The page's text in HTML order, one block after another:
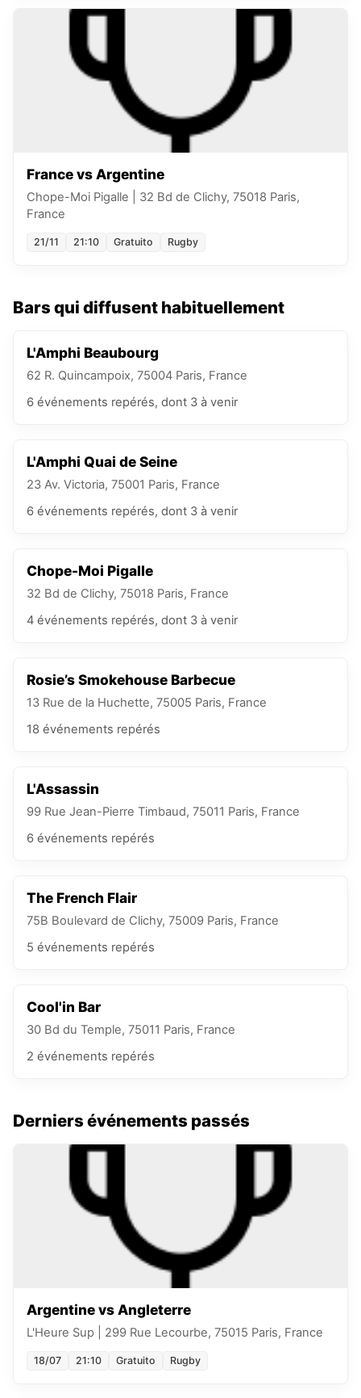
France vs Argentine
Chope-Moi Pigalle
32 Bd de Clichy, 75018 Paris,
France
21/11 21:10 Gratuito Rugby
Bars qui diffusent habituellement
L'Amphi Beaubourg
62 R. Quincampoix, 75004 Paris, France
6 événements repérés, dont 3 à venir
L'Amphi Quai de Seine
23 Av. Victoria, 75001 Paris, France
6 événements repérés, dont 3 à venir
Chope-Moi Pigalle
32 Bd de Clichy, 75018 Paris, France
4 événements repérés, dont 3 à venir
Rosie’s Smokehouse Barbecue
13 Rue de la Huchette, 75005 Paris, France
18 événements repérés
L'Assassin
99 Rue Jean-Pierre Timbaud, 75011 Paris, France
6 événements repérés
The French Flair
75B Boulevard de Clichy, 75009 Paris, France
5 événements repérés
Cool'in Bar
30 Bd du Temple, 75011 Paris, France
2 événements repérés
Derniers événements passés
Argentine vs Angleterre
L'Heure Sup 299 Rue Lecourbe, 75015 Paris, France
18/07 21:10 Gratuito Rugby